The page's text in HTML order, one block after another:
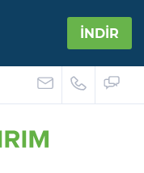
İNDİR